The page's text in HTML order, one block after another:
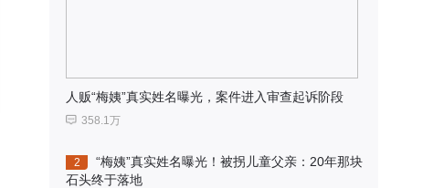
人贩“梅姨”真实姓名曝光，案件进入审查起诉阶段
358.1万
2
“梅姨”真实姓名曝光！被拐儿童父亲：20年那块
石头终于落地